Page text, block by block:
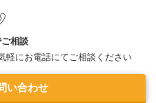
相談
軽にお電話にてご相談ください
い合わせ